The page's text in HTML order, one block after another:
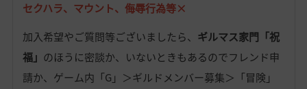
セクハラ、マウント、侮辱行為等×
加入希望やご質問等ございましたら、 ギルマス家門「祝
福」 のほうに密談か、いないときもあるのでフレンド申
請か、ゲーム内「G」＞ギルドメンバー募集＞「冒険」